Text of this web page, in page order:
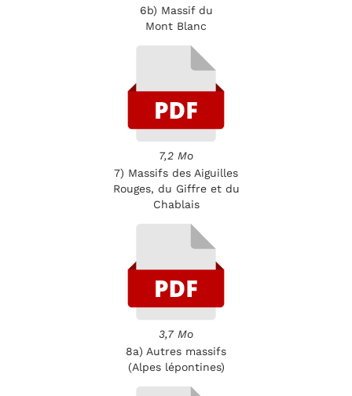
6b) Massif du
Mont Blanc
7,2 Mo
7) Massifs des Aiguilles
Rouges, du Giffre et du
Chablais
3,7 Mo
8a) Autres massifs
(Alpes lépontines)